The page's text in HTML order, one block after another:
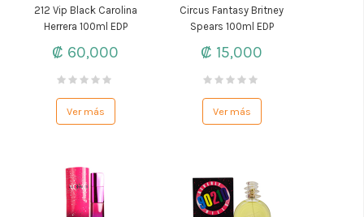
212 Vip Black Carolina
Herrera 100ml EDP
₡ 60,000
Ver más
Circus Fantasy Britney
Spears 100ml EDP
₡ 15,000
Ver más